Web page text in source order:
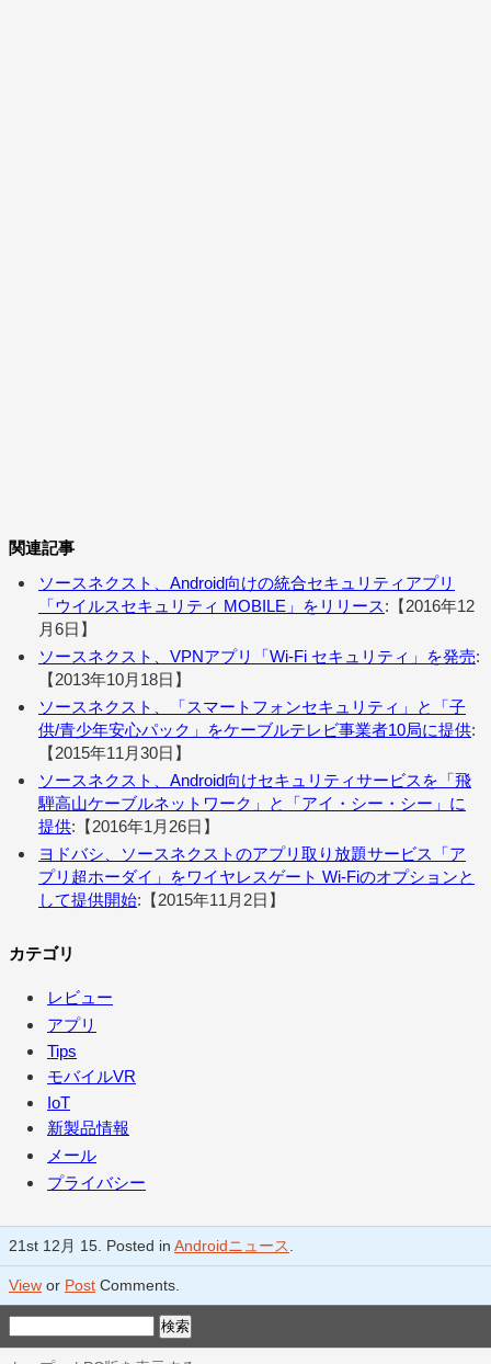
関連記事
ソースネクスト、Android向けの統合セキュリティアプリ
「ウイルスセキュリティ MOBILE」をリリース:【2016年12
月6日】
ソースネクスト、VPNアプリ「Wi-Fi セキュリティ」を発売:
【2013年10月18日】
ソースネクスト、「スマートフォンセキュリティ」と「子
供/青少年安心パック」をケーブルテレビ事業者10局に提供:
【2015年11月30日】
ソースネクスト、Android向けセキュリティサービスを「飛
騨高山ケーブルネットワーク」と「アイ・シー・シー」に
提供:【2016年1月26日】
ヨドバシ、ソースネクストのアプリ取り放題サービス「ア
プリ超ホーダイ」をワイヤレスゲート Wi-Fiのオプションと
して提供開始:【2015年11月2日】
カテゴリ
レビュー
アプリ
Tips
モバイルVR
IoT
新製品情報
メール
プライバシー
21st 12月 15. Posted in Androidニュース
View or Post Comments.